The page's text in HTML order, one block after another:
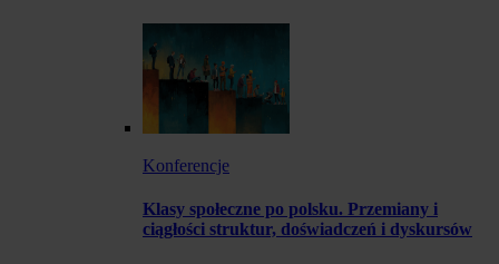
Konferencje
Klasy społeczne po polsku. Przemiany i
ciągłości struktur, doświadczeń i dyskursów